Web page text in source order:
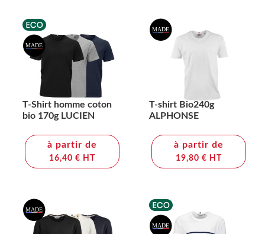
T-Shirt homme coton
bio 170g LUCIEN
à partir de
16,40 € HT
T-shirt Bio240g
ALPHONSE
à partir de
19,80 € HT